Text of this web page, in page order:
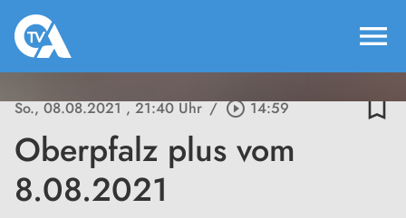
menu
So., 08.08.2021, 21:40 Uhr / play_circle_outline14:59 bookmark_border
Oberpfalz plus vom
8.08.2021